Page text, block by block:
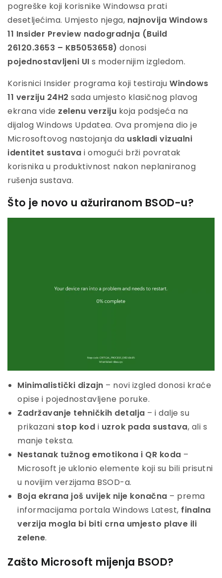
pogreške koji korisnike Windowsa prati
desetljećima. Umjesto njega, najnovija Windows
11 Insider Preview nadogradnja (Build
26120.3653 – KB5053658) donosi
pojednostavljeni UI s modernijim izgledom.
Korisnici Insider programa koji testiraju Windows
11 verziju 24H2 sada umjesto klasičnog plavog
ekrana vide zelenu verziju koja podsjeća na
dijalog Windows Updatea. Ova promjena dio je
Microsoftovog nastojanja da uskladi vizualni
identitet sustava i omogući brži povratak
korisnika u produktivnost nakon neplaniranog
rušenja sustava.
Što je novo u ažuriranom BSOD-u?
Minimalistički dizajn – novi izgled donosi kraće
opise i pojednostavljene poruke.
Zadržavanje tehničkih detalja – i dalje su
prikazani stop kod i uzrok pada sustava, ali s
manje teksta.
Nestanak tužnog emotikona i QR koda –
Microsoft je uklonio elemente koji su bili prisutni
u novijim verzijama BSOD-a.
Boja ekrana još uvijek nije konačna – prema
informacijama portala Windows Latest, finalna
verzija mogla bi biti crna umjesto plave ili
zelene.
Zašto Microsoft mijenja BSOD?